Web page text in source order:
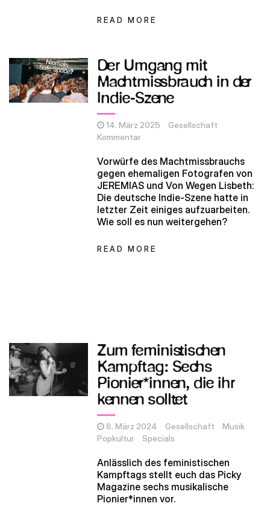
READ MORE
Der Umgang mit
Machtmissbrauch in der
Indie-Szene
14. März 2025
Gesellschaft
Kommentar
Vorwürfe des Machtmissbrauchs
gegen ehemaligen Fotografen von
JEREMIAS und Von Wegen Lisbeth:
Die deutsche Indie-Szene hatte in
letzter Zeit einiges aufzuarbeiten.
Wie soll es nun weitergehen?
READ MORE
Zum feministischen
Kampftag: Sechs
Pionier*innen, die ihr
kennen solltet
8. März 2024 Gesellschaft
Musik
Popkultur
Specials
Anlässlich des feministischen
Kampftags stellt euch das Picky
Magazine sechs musikalische
Pionier*innen vor.